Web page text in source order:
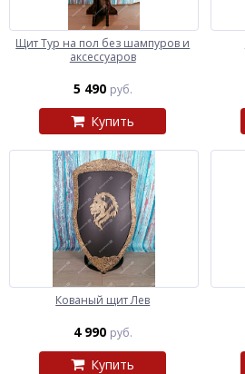
Щит Тур на пол без шампуров и
аксессуаров
5 490 руб.
Купить
Кованый щит Лев
4 990 руб.
Купить